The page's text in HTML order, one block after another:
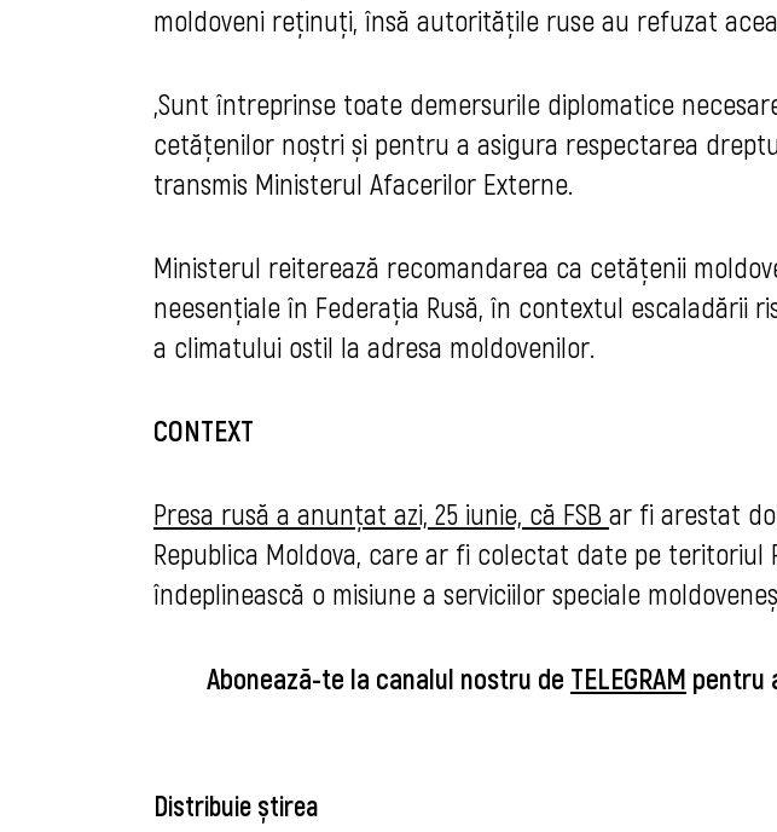
moldoveni reținuți, însă autoritățile ruse au refuzat
„Sunt întreprinse toate demersurile diplomatice
cetățenilor noștri și pentru a asigura respectarea
transmis Ministerul Afacerilor Externe.
Ministerul reiterează recomandarea ca cetățenii
neesențiale în Federația Rusă, în contextul escaladării
a climatului ostil la adresa moldovenilor.
CONTEXT
Presa rusă a anunțat azi, 25 iunie, că FSB ar fi arestat
Republica Moldova, care ar fi colectat date pe teritoriul
îndeplinească o misiune a serviciilor speciale
Abonează-te la canalul nostru de TELEGRAM pentru
Distribuie știrea